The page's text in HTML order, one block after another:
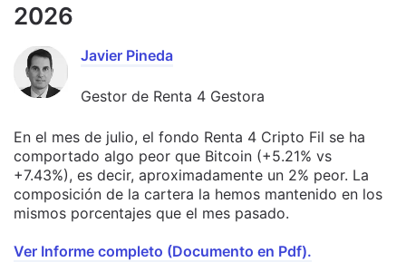
2026
Javier Pineda
Gestor de Renta 4 Gestora
En el mes de julio, el fondo Renta 4 Cripto Fil se ha
comportado algo peor que Bitcoin (+5.21% vs
+7.43%), es decir, aproximadamente un 2% peor. La
composición de la cartera la hemos mantenido en los
mismos porcentajes que el mes pasado.
Ver Informe completo (Documento en Pdf).